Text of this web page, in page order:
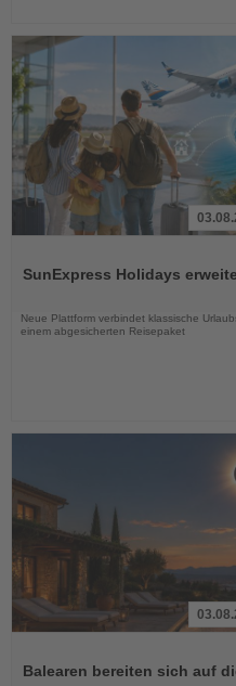
die
SunExpress Holidays
Neue Plattform verbindet klassische
einem abgesicherten Reisepaket
dieBalearen bereiten sich auf